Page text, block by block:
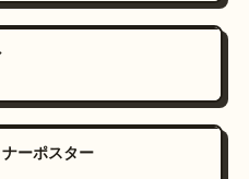
ーポスター